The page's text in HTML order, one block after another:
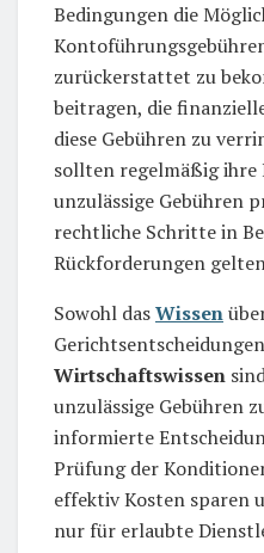
Bedingungen die
zurückerstattet zu
beitragen, die
diese Gebühren zu
sollten regelmäßig ihre
unzulässige Gebühren
rechtliche Schritte in
Rückforderungen
Sowohl dasWissen
Wirtschaftswissen
unzulässige Gebühren
informierte
Prüfung der
effektiv Kosten sparen
nur für erlaubte